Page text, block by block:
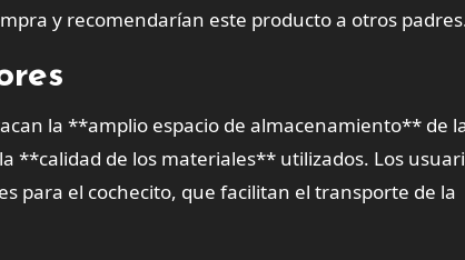
y recomendarían este producto a otros
la **amplio espacio de almacenamiento** de
**calidad de los materiales** utilizados. Los
para el cochecito, que facilitan el transporte de la